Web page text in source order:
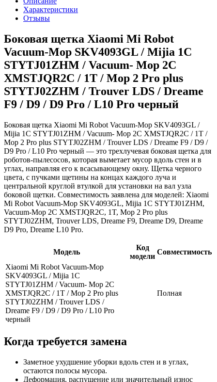
Характеристики
Отзывы
Боковая щетка Xiaomi Mi Robot
Vacuum-Mop SKV4093GL / Mijia 1C
STYTJ01ZHM / Vacuum- Mop 2C
XMSTJQR2C / 1T / Mop 2 Pro plus
STYTJ02ZHM / Trouver LDS / Dreame
F9 / D9 / D9 Pro / L10 Pro черный
Боковая щетка Xiaomi Mi Robot Vacuum-Mop SKV4093GL /
Mijia 1C STYTJ01ZHM / Vacuum- Mop 2C XMSTJQR2C / 1T /
Mop 2 Pro plus STYTJ02ZHM / Trouver LDS / Dreame F9 / D9 /
D9 Pro / L10 Pro черный — это трехлучевая боковая щетка для
роботов‑пылесосов, которая выметает мусор вдоль стен и в
углах, направляя его к всасывающему окну. Щетка черного
цвета, с пучками щетины на концах каждого луча и
центральной круглой втулкой для установки на вал узла
боковой щетки. Совместимость заявлена для моделей: Xiaomi
Mi Robot Vacuum-Mop SKV4093GL, Mijia 1C STYTJ01ZHM,
Vacuum-Mop 2C XMSTJQR2C, 1T, Mop 2 Pro plus
STYTJ02ZHM, Trouver LDS, Dreame F9, Dreame D9, Dreame
D9 Pro, Dreame L10 Pro.
Модель
Код
модели
Совместимость
Xiaomi Mi Robot Vacuum-Mop
SKV4093GL / Mijia 1C
STYTJ01ZHM / Vacuum- Mop 2C
XMSTJQR2C / 1T / Mop 2 Pro plus
STYTJ02ZHM / Trouver LDS /
Dreame F9 / D9 / D9 Pro / L10 Pro
черный
Полная
Когда требуется замена
Заметное ухудшение уборки вдоль стен и в углах,
остаются полосы мусора.
Деформация, распушение или значительный износ